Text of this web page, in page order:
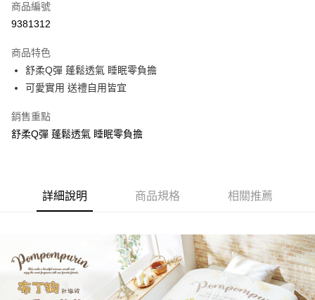
超商取貨付款
Apple Pay
街口支付
悠遊付
運送方式
每筆NT$60，滿NT$699(含以上)免運費
7-11★依產品說明
每筆NT$60，滿NT$699(含以上)免運費
商品編號
9381312
商品特色
舒柔Q彈 蓬鬆透氣 睡眠零負擔
可愛實用 送禮自用皆宜
銷售重點
舒柔Q彈 蓬鬆透氣 睡眠零負擔
詳細說明 商品規格 相關推薦